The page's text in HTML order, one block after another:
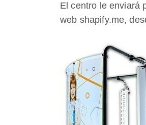
El centro le enviará
web shapify.me,